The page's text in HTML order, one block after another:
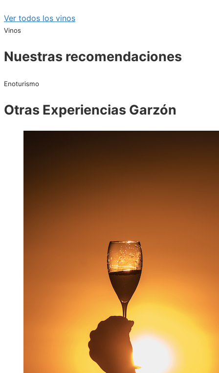
Ver todos los vinos
Vinos
Nuestras recomendaciones
Enoturismo
Otras Experiencias Garzón